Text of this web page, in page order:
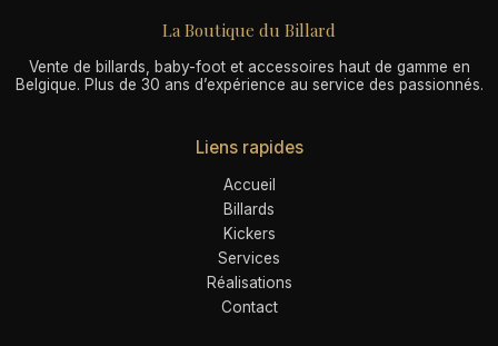
La Boutique du Billard
Vente de billards, baby-foot et accessoires haut de gamme en
Belgique. Plus de 30 ans d’expérience au service des passionnés.
Liens rapides
Accueil
Billards
Kickers
Services
Réalisations
Contact